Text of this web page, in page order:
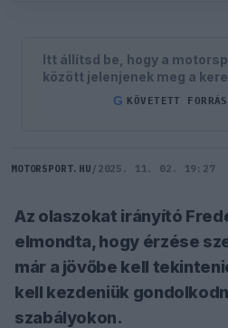
Itt állítsd be, hogy a
között jelenjenek meg a
G KÖVETETT
MOTORSPORT.HU / 2025. 11. 02. 19:27
Az olaszokat irányító
elmondta, hogy érzése
már a jövőbe kell
kell kezdeniük
szabályokon.